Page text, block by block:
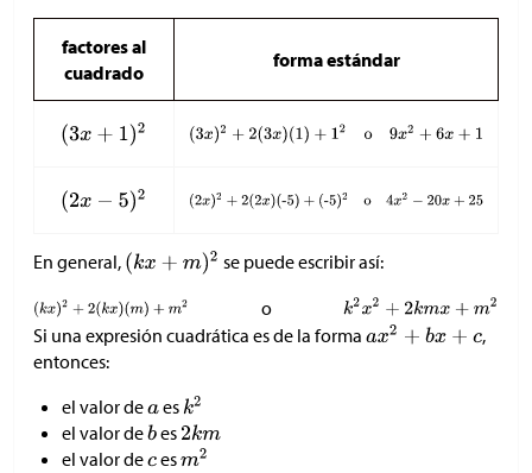
factores al
cuadrado
forma estándar
En general,
se puede escribir así:
o
Si una expresión cuadrática es de la forma
,
entonces:
el valor de
es
el valor de es
el valor de es